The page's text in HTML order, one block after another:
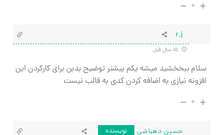
۰
r.j
سلام ببخخشید میشه یکم بیشتر توضیح بدبن برای کارکردن این
افزونه نیازی به اضافه کردن کدی به قالب نیست
۰
حسین دهباشی نویسنده